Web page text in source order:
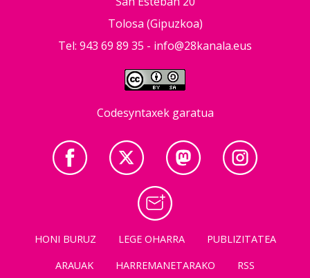
Tolosa (Gipuzkoa)
Tel: 943 69 89 35 - info@28kanala.eus
Codesyntaxek garatua
HONI BURUZ LEGE OHARRA
PUBLIZITATEA
ARAUAK
HARREMANETARAKO RSS